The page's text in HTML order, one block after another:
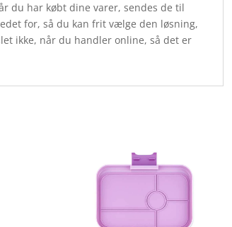
du har købt dine varer, sendes de til
for, så du kan frit vælge den løsning,
ikke, når du handler online, så det er